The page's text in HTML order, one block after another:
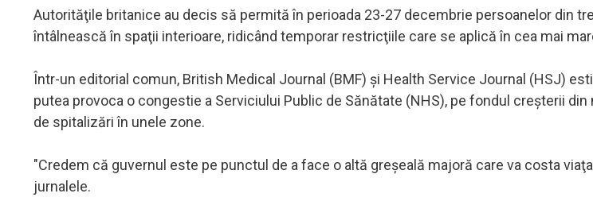
Autorităţile britanice au decis să permită în perioada 23-27 decembrie persoanelor din
întâlnească în spaţii interioare, ridicând temporar restricţiile care se aplică în cea mai
Într-un editorial comun, British Medical Journal (BMF) şi Health Service Journal (HSJ)
putea provoca o congestie a Serviciului Public de Sănătate (NHS), pe fondul creşterii
de spitalizări în unele zone.
"Credem că guvernul este pe punctul de a face o altă greşeală majoră care va costa
jurnalele.